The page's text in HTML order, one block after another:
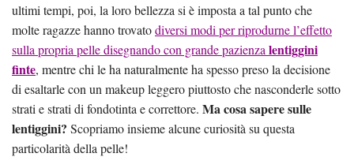
ultimi tempi, poi, la loro bellezza si è imposta a tal punto che
molte ragazze hanno trovatodiversi modi per riprodurne l’effetto
sulla propria pelle disegnando con grande pazienza lentiggini
finte, mentre chi le ha naturalmente ha spesso preso la decisione
di esaltarle con un makeup leggero piuttosto che nasconderle sotto
strati e strati di fondotinta e correttore. Ma cosa sapere sulle
lentiggini? Scopriamo insieme alcune curiosità su questa
particolarità della pelle!